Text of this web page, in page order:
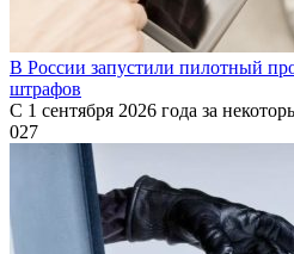
В России запустили пилотный
штрафов
С 1 сентября 2026 года за
027